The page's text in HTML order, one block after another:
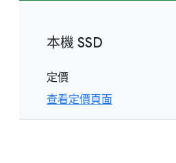
本機 SSD
定價
查看定價頁面